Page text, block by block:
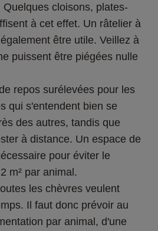
cloisons, plates-
à cet effet. Un râtelier à
être utile. Veillez à
puissent être piégées nulle
repos surélevées pour les
qui s'entendent bien se
des autres, tandis que
à distance. Un espace de
pour éviter le
m² par animal.
les chèvres veulent
Il faut donc prévoir au
par animal, d'une